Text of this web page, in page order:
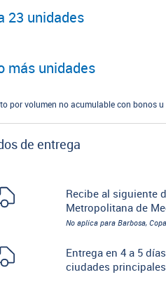
23 unidades
más unidades
por volumen no acumulable con bonos
de entrega
Recibe al siguiente
Metropolitana de
No aplica para Barbosa,
Entrega en 4 a 5
ciudades